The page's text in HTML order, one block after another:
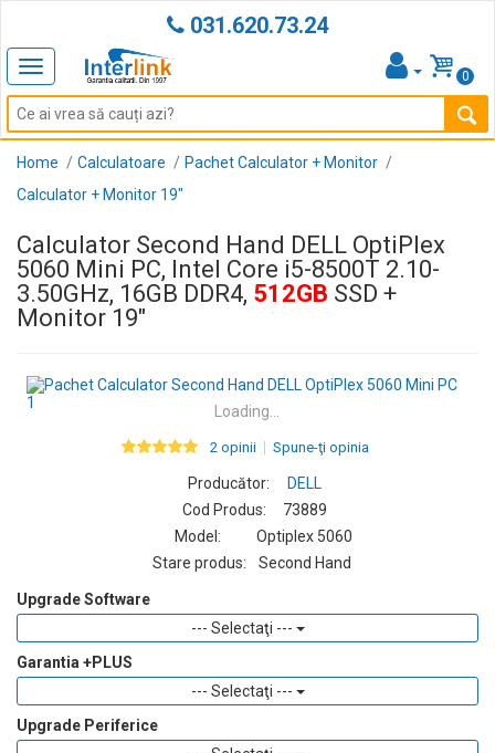
031.620.73.24
Toggle
navigation
0
Home Calculatoare
Pachet Calculator + Monitor
Calculator + Monitor 19"
Calculator Second Hand DELL OptiPlex
5060 Mini PC, Intel Core i5-8500T 2.10-
3.50GHz, 16GB DDR4, 512GB SSD +
Monitor 19"
Loading...
2 opinii Spune-ţi opinia
Producător:
DELL
Cod Produs:
73889
Model:
Optiplex 5060
Stare produs:
Second Hand
Upgrade Software
--- Selectaţi ---
Garantia +PLUS
--- Selectaţi ---
Upgrade Periferice